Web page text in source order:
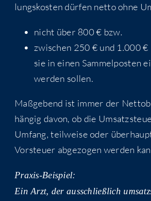
lungs­kos­ten dür­fen net­to ohne
nicht über 800 € bzw.
zwi­schen 250 € und 1.000 €
sie in einen Sam­mel­pos­ten
wer­den sollen.
Maß­ge­bend ist immer der
hän­gig davon, ob die
Umfang, teil­wei­se oder
Vor­steu­er abge­zo­gen wer­den
Pra­xis-Bei­spiel:
Ein Arzt, der aus­schließ­lich